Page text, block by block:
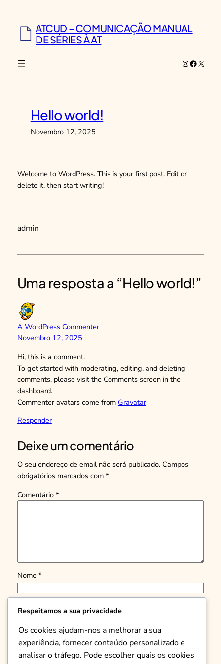
conteúdo
ATCUD – COMUNICAÇÃO MANUAL
DE SÉRIES À AT
Instagram
X
Hello world!
Novembro 12, 2025
Welcome to WordPress. This is your first post. Edit or
delete it, then start writing!
admin
Uma resposta a “Hello world!”
A WordPress Commenter
Novembro 12, 2025
Hi, this is a comment.
To get started with moderating, editing, and deleting
comments, please visit the Comments screen in the
dashboard.
Commenter avatars come from Gravatar.
Responder
Deixe um comentário
O seu endereço de email não será publicado. Campos
obrigatórios marcados com *
Comentário *
Nome *
Email *
Site
Respeitamos a sua privacidade
Os cookies ajudam-nos a melhorar a sua
experiência, fornecer conteúdo personalizado e
analisar o tráfego. Pode escolher quais os cookies